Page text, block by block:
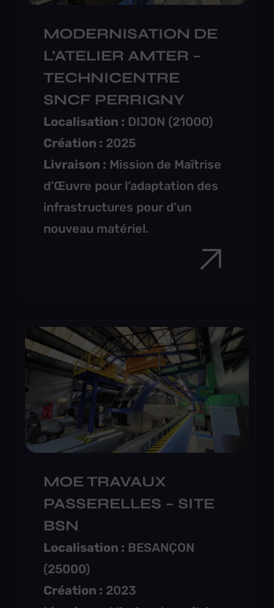
MODERNISATION DE
L’ATELIER AMTER –
TECHNICENTRE
SNCF PERRIGNY
Localisation : DIJON (21000)
Création : 2025
Livraison : Mission de Maîtrise
d’Œuvre pour l’adaptation des
infrastructures pour d’un
nouveau matériel.
MOE TRAVAUX
PASSERELLES – SITE
BSN
Localisation : BESANÇON
(25000)
Création : 2023